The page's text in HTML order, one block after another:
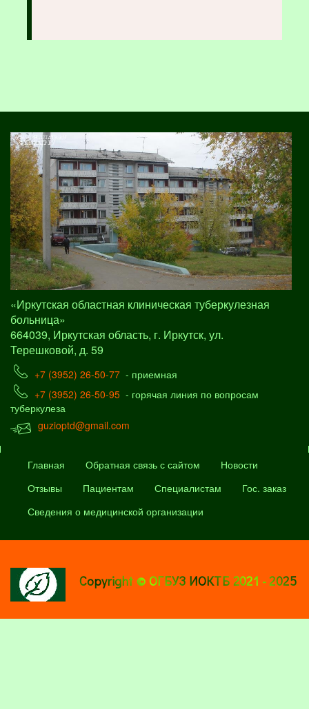
«Иркутская областная клиническая туберкулезная
больница»
664039, Иркутская область, г. Иркутск, ул.
Терешковой, д. 59
+7 (3952) 26-50-77 - приемная
+7 (3952) 26-50-95 - горячая линия по вопросам
туберкулеза
guzioptd@gmail.com
Главная Обратная связь с сайтом
Новости
Отзывы
Пациентам Специалистам
Гос. заказ
Сведения о медицинской организации
Copyright © ОГБУЗ ИОКТБ 2021 - 2025